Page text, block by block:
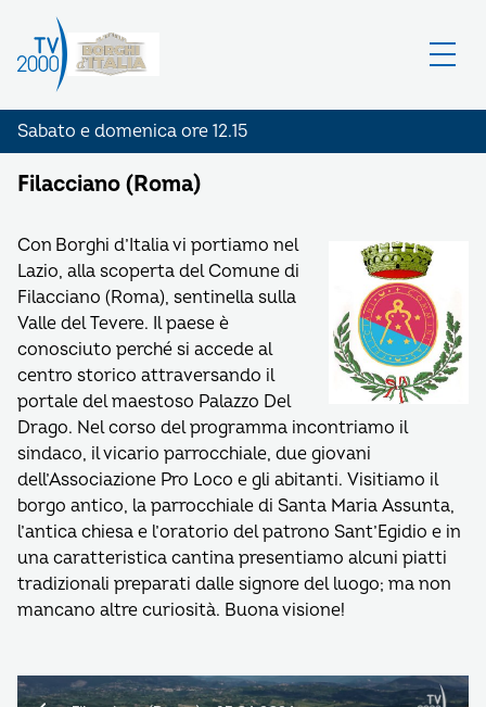
Sabato e domenica ore 12.15
Filacciano (Roma)
Con Borghi d’Italia vi portiamo nel
Lazio, alla scoperta del Comune di
Filacciano (Roma), sentinella sulla
Valle del Tevere. Il paese è
conosciuto perché si accede al
centro storico attraversando il
portale del maestoso Palazzo Del
Drago. Nel corso del programma incontriamo il
sindaco, il vicario parrocchiale, due giovani
dell’Associazione Pro Loco e gli abitanti. Visitiamo il
borgo antico, la parrocchiale di Santa Maria Assunta,
l’antica chiesa e l’oratorio del patrono Sant’Egidio e in
una caratteristica cantina presentiamo alcuni piatti
tradizionali preparati dalle signore del luogo; ma non
mancano altre curiosità. Buona visione!